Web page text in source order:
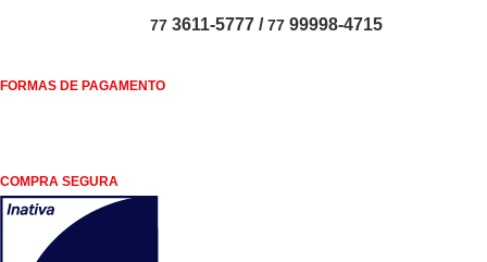
77 3611-5777 /77 99998-4715
FORMAS DE PAGAMENTO
COMPRA SEGURA